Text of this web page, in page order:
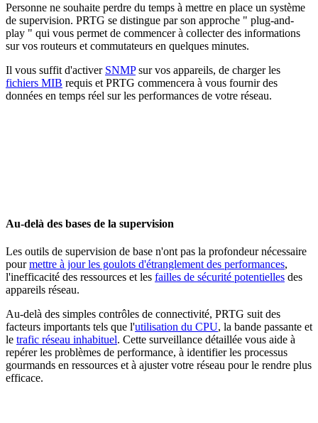
Personne ne souhaite perdre du temps à mettre en place un système
de supervision. PRTG se distingue par son approche " plug-and-
play " qui vous permet de commencer à collecter des informations
sur vos routeurs et commutateurs en quelques minutes.
Il vous suffit d'activer SNMPsur vos appareils, de charger les
fichiers MIB requis et PRTG commencera à vous fournir des
données en temps réel sur les performances de votre réseau.
Au-delà des bases de la supervision
Les outils de supervision de base n'ont pas la profondeur nécessaire
pourmettre à jour les goulots d'étranglement des performances,
l'inefficacité des ressources et les failles de sécurité potentielles des
appareils réseau.
Au-delà des simples contrôles de connectivité, PRTG suit des
facteurs importants tels que l'utilisation du CPU, la bande passante et
le trafic réseau inhabituel. Cette surveillance détaillée vous aide à
repérer les problèmes de performance, à identifier les processus
gourmands en ressources et à ajuster votre réseau pour le rendre plus
efficace.